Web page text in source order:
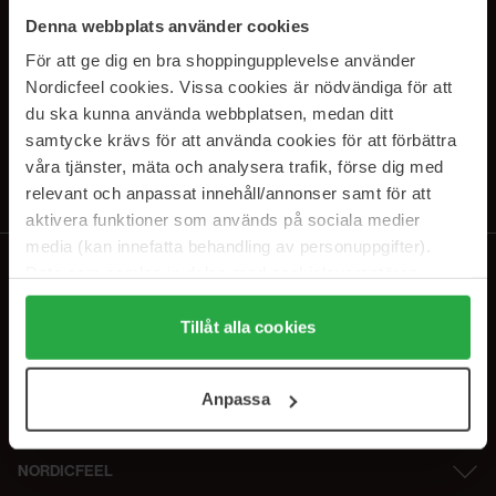
Denna webbplats använder cookies
För att ge dig en bra shoppingupplevelse använder
Nordicfeel cookies. Vissa cookies är nödvändiga för att
du ska kunna använda webbplatsen, medan ditt
samtycke krävs för att använda cookies för att förbättra
våra tjänster, mäta och analysera trafik, förse dig med
relevant och anpassat innehåll/annonser samt för att
aktivera funktioner som används på sociala medier
media (kan innefatta behandling av personuppgifter).
Genom att trycka på "Tillåt alla cookies" accepterar du
alla cookies, medan du under "Detaljer" kan anpassa
användningen av cookies. Du kan när som helst återkalla
samt vår Integritetspolicy.
Tillåt alla cookies
Anpassa
SUBSCRIBE TO OUR
NEWSLETTER
Tilaamalla hyväksyttietosuojakäytäntömme. Peruuta tilaus milloin
tahansa.
NORDICFEEL